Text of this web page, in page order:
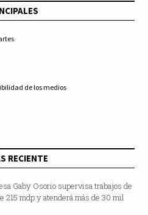
de los medios
RECIENTE
Gaby Osorio supervisa trabajos de
mdp y atenderá más de 30 mil